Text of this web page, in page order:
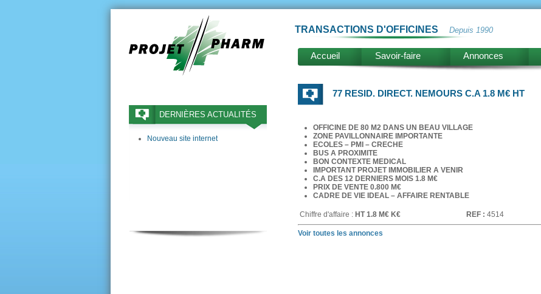
TRANSACTIONS D'OFFICINES Depuis 1990
Accueil Savoir-faire Annonces
DERNIÈRES ACTUALITÉS
Nouveau site internet
77 RESID. DIRECT. NEMOURS C.A 1.8 M€ HT
OFFICINE DE 80 M2 DANS UN BEAU VILLAGE
ZONE PAVILLONNAIRE IMPORTANTE
ECOLES – PMI – CRECHE
BUS A PROXIMITE
BON CONTEXTE MEDICAL
IMPORTANT PROJET IMMOBILIER A VENIR
C.A DES 12 DERNIERS MOIS 1.8 M€
PRIX DE VENTE 0.800 M€
CADRE DE VIE IDEAL – AFFAIRE RENTABLE
Chiffre d'affaire : HT 1.8 M€ K€ REF : 4514
Voir toutes les annonces